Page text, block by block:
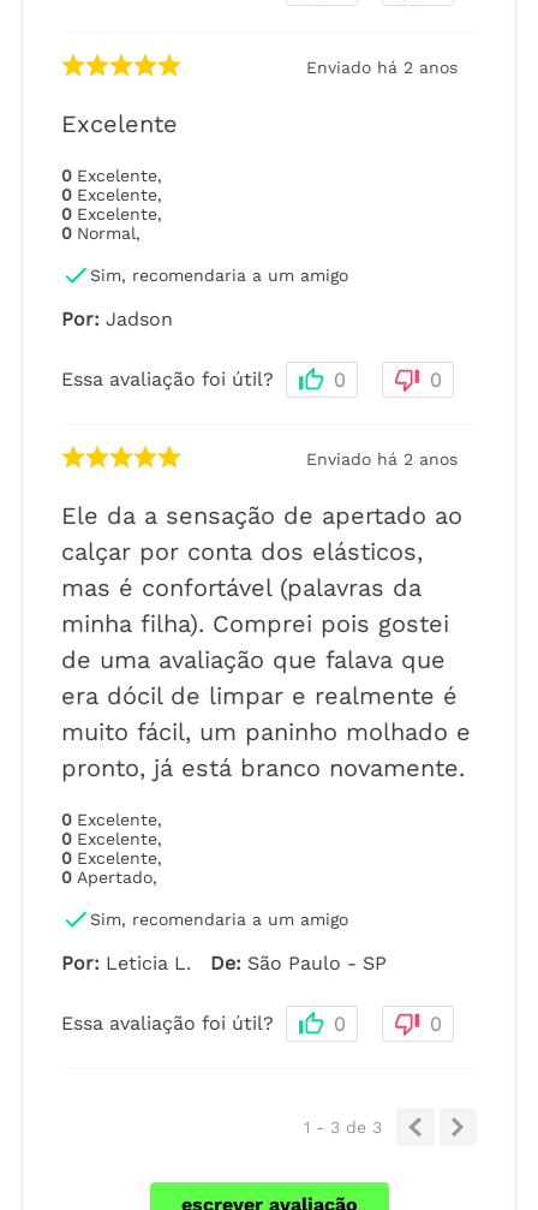
Enviado há 2 anos
Excelente
0 Excelente,
0 Excelente,
0 Excelente,
0 Normal,
Sim, recomendaria a um amigo
Por: Jadson
Essa avaliação foi útil? 0 0
Enviado há 2 anos
Ele da a sensação de apertado ao
calçar por conta dos elásticos,
mas é confortável (palavras da
minha filha). Comprei pois gostei
de uma avaliação que falava que
era dócil de limpar e realmente é
muito fácil, um paninho molhado e
pronto, já está branco novamente.
0 Excelente,
0 Excelente,
0 Excelente,
0 Apertado,
Sim, recomendaria a um amigo
Por: Leticia L. De: São Paulo - SP
Essa avaliação foi útil? 0 0
1 - 3 de 3
escrever avaliação